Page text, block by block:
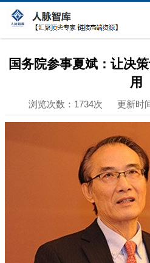
{$mheadqian}
国务院参事夏斌：让决
用
浏览次数：1734次 更新时